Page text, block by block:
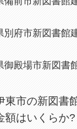
別府市新図書館
御殿場市新図書
東市の新図書
額はいくらか?